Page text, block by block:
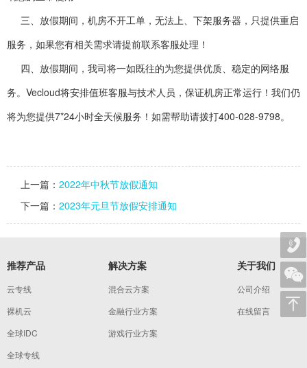
三、放假期间，机房不开工单，无法上、下架服务器，只提供重启
服务，如果您有相关需求请提前联系客服处理！
四、放假期间，我司将一如既往的为您提供优质、稳定的网络服
务。Vecloud将安排值班客服与技术人员，保证机房正常运行！我们仍
将为您提供7*24小时全天候服务！如需帮助请拨打400-028-9798。
上一篇： 2022年中秋节放假通知
下一篇： 2023年元旦节放假安排通知
推荐产品
云专线
裸机云
全球IDC
全球专线
解决方案
混合云方案
金融行业方案
游戏行业方案
关于我们
公司介绍
在线留言